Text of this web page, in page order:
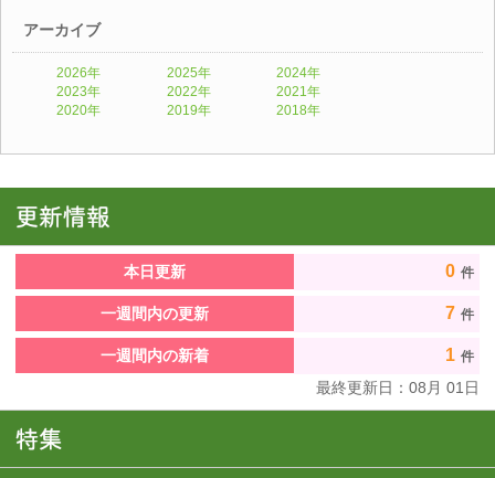
アーカイブ
2026年 2025年
2024年
2023年
2022年
2021年
2020年
2019年 2018年
本日更新 0 件
一週間内の更新 7 件
一週間内の新着 1 件
最終更新日： 08 月 01 日